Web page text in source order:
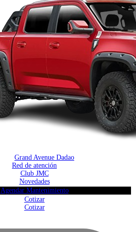
Grand Avenue Dadao
Red de atención
Club JMC
Novedades
Agendar Mantenimiento
Cotizar
Cotizar